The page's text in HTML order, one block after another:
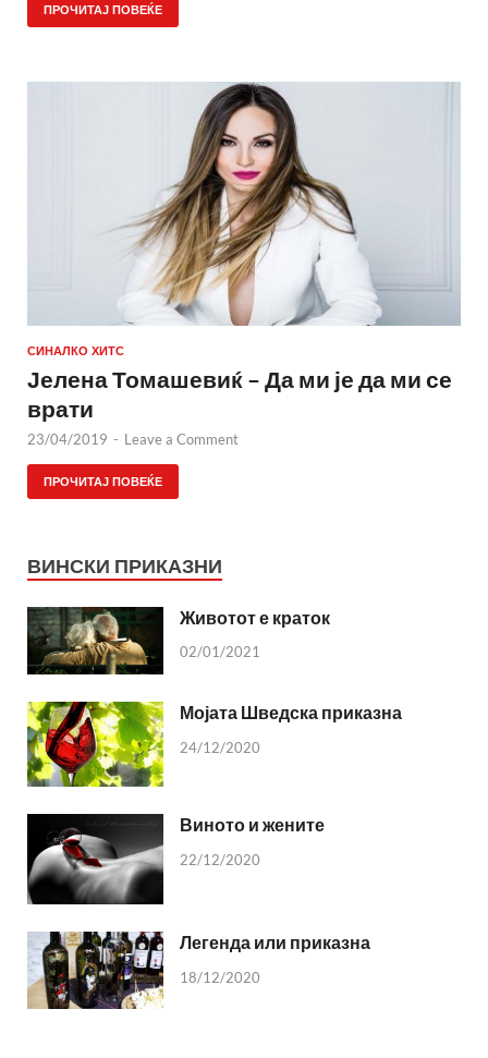
ПРОЧИТАЈ ПОВЕЌЕ
СИНАЛКО ХИТС
Јелена Томашевиќ – Да ми је да ми се
врати
23/04/2019 - Leave a Comment
ПРОЧИТАЈ ПОВЕЌЕ
ВИНСКИ ПРИКАЗНИ
Животот е краток
02/01/2021
Мојата Шведска приказна
24/12/2020
Виното и жените
22/12/2020
Легенда или приказна
18/12/2020